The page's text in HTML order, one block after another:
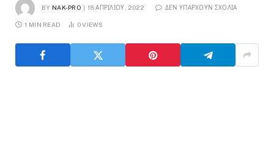
BY NAK-PRO 18 ΑΠΡΙΛΊΟΥ, 2022 ΔΕΝ ΥΠΆΡΧΟΥΝ ΣΧΌΛΙΑ
1 MIN READ 0VIEWS